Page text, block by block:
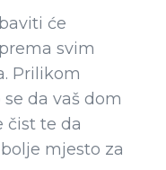
će
svim
Prilikom
da vaš dom
čist te da
mjesto za